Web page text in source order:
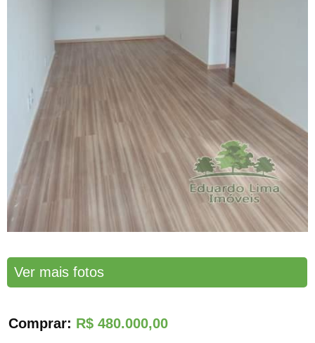
Ver mais fotos
Comprar: R$ 480.000,00